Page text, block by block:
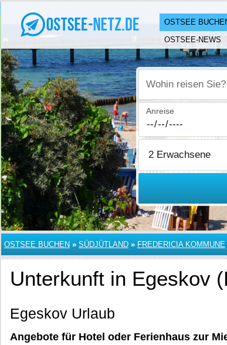
OSTSEE
OSTSEE-NEWS
Wohin reisen Sie?
Anreise
OSTSEE BUCHEN » SÜDJÜTLAND » FREDERICIA KOMMUNE
Unterkunft in Egeskov
Egeskov Urlaub
Angebote für Hotel oder Ferienhaus zur